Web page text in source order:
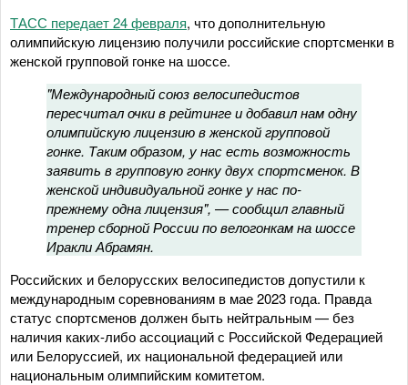
ТАСС передает 24 февраля, что дополнительную
олимпийскую лицензию получили российские спортсменки в
женской групповой гонке на шоссе.
"Международный союз велосипедистов
пересчитал очки в рейтинге и добавил нам одну
олимпийскую лицензию в женской групповой
гонке. Таким образом, у нас есть возможность
заявить в групповую гонку двух спортсменок. В
женской индивидуальной гонке у нас по-
прежнему одна лицензия", — сообщил главный
тренер сборной России по велогонкам на шоссе
Иракли Абрамян.
Российских и белорусских велосипедистов допустили к
международным соревнованиям в мае 2023 года. Правда
статус спортсменов должен быть нейтральным — без
наличия каких-либо ассоциаций с Российской Федерацией
или Белоруссией, их национальной федерацией или
национальным олимпийским комитетом.